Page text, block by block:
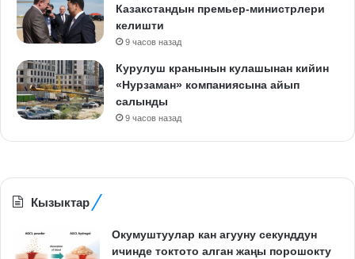
Казакстандын премьер-министрлери
келишти
9 часов назад
Курулуш кранынын кулашынан кийин
«Нурзаман» компаниясына айып
салынды
9 часов назад
Кызыктар
Окумуштуулар кан агууну секунддун
ичинде токтото алган жаңы порошокту